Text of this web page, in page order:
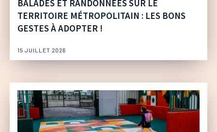
BALADES ET RANDONNÉES SUR LE
TERRITOIRE MÉTROPOLITAIN : LES BONS
GESTES À ADOPTER !
15 JUILLET 2026